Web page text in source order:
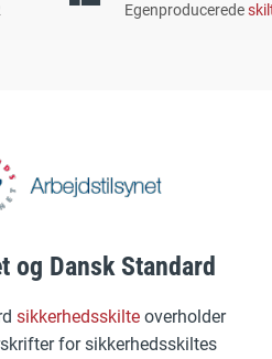
Egenproducerede
og Dansk Standard
sikkerhedsskilteoverholder
for sikkerhedsskiltes